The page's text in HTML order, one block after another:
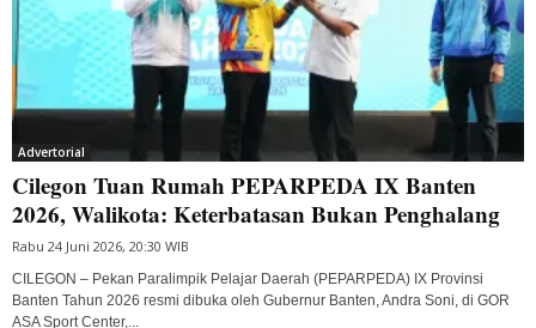
Advertorial
Cilegon Tuan Rumah PEPARPEDA IX Banten
2026, Walikota: Keterbatasan Bukan Penghalang
Rabu 24 Juni 2026, 20:30 WIB
CILEGON – Pekan Paralimpik Pelajar Daerah (PEPARPEDA) IX Provinsi
Banten Tahun 2026 resmi dibuka oleh Gubernur Banten, Andra Soni, di GOR
ASA Sport Center,...